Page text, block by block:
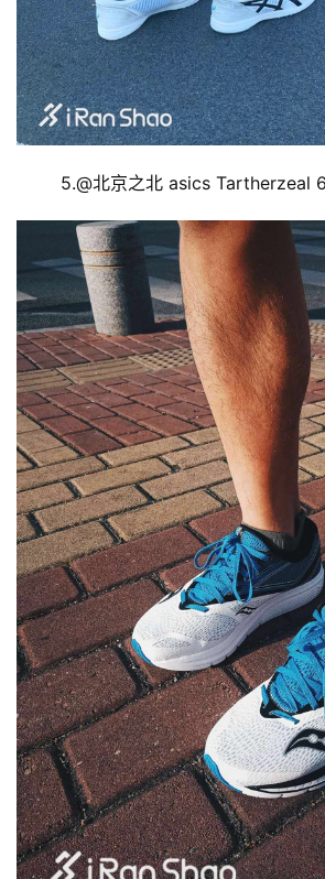
比
赛
观
察
装
备
训
练
视
频
用
户
精
选
5.@北京之北 asics Tartherzeal